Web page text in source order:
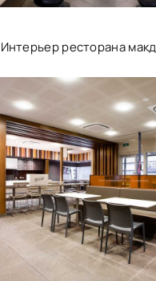
Интерьер ресторана